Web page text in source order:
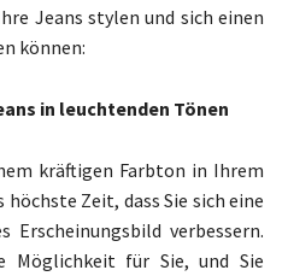
Jeans stylen und sich einen
können:
in leuchtenden Tönen
kräftigen Farbton in Ihrem
Zeit, dass Sie sich eine
Erscheinungsbild verbessern.
für Sie, und Sie